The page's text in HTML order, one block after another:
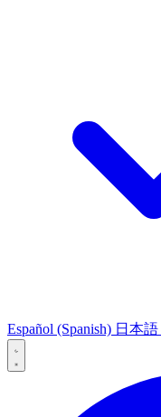
Español (Spanish) 日本語